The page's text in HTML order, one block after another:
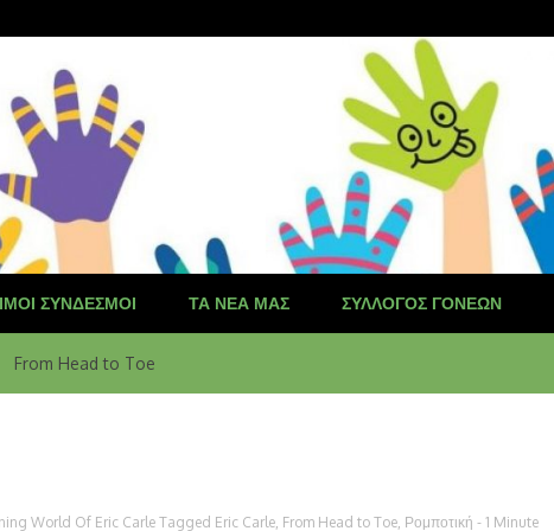
ΣΎΝΔΕΣΜΟΙ ΤΑ ΝΈΑ ΜΑΣ ΣΎΛΛΟΓΟΣ ΓΟΝΈΩΝ
From Head to Toe
World Of Eric Carle Tagged Eric Carle, From Head to Toe, Ρομποτική - 1 Minute